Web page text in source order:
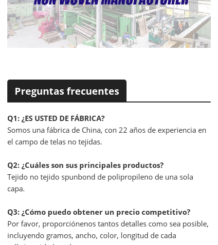
Preguntas frecuentes
Q1: ¿ES USTED DE FÁBRICA?
Somos una fábrica de China, con 22 años de experiencia en
el campo de telas no tejidas.
Q2: ¿Cuáles son sus principales productos?
Tejido no tejido spunbond de polipropileno de una sola
capa.
Q3: ¿Cómo puedo obtener un precio competitivo?
Por favor, proporciónenos tantos detalles como sea posible,
incluyendo gramos, ancho, color, longitud de cada